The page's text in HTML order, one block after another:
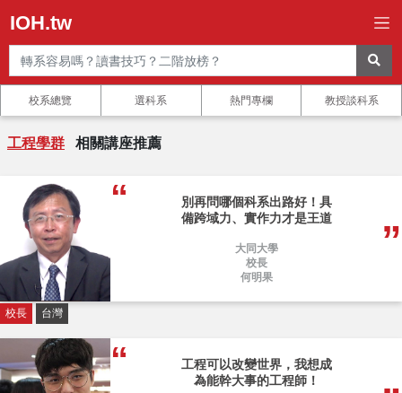
IOH.tw
校系總覽 選科系 熱門專欄 教授談科系
工程學群 相關講座推薦
別再問哪個科系出路好！具
備跨域力、實作力才是王道
大同大學
校長
何明果
校長 台灣
工程可以改變世界，我想成
為能幹大事的工程師！